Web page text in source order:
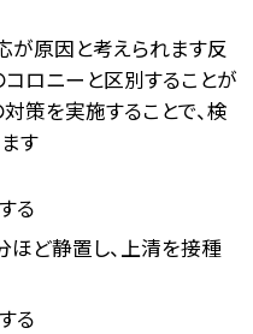
が原因と考えられます反
ロニーと区別することが
策を実施することで、検
す
る
ど静置し、上清を接種
る